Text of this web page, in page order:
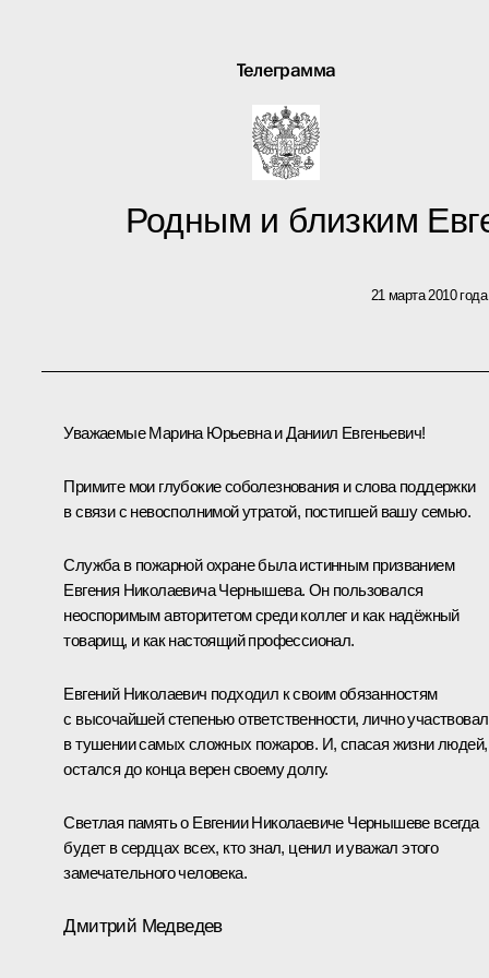
Телеграмма
Родным и близким
21 марта 2010 года
Уважаемые Марина Юрьевна и Даниил Евгеньевич!
Примите мои глубокие соболезнования и слова поддержки
в связи с невосполнимой утратой, постигшей вашу семью.
Служба в пожарной охране была истинным призванием
Евгения Николаевича Чернышева. Он пользовался
неоспоримым авторитетом среди коллег и как надёжный
товарищ, и как настоящий профессионал.
Евгений Николаевич подходил к своим обязанностям
с высочайшей степенью ответственности, лично участвовал
в тушении самых сложных пожаров. И, спасая жизни людей,
остался до конца верен своему долгу.
Светлая память о Евгении Николаевиче Чернышеве всегда
будет в сердцах всех, кто знал, ценил и уважал этого
замечательного человека.
Дмитрий Медведев